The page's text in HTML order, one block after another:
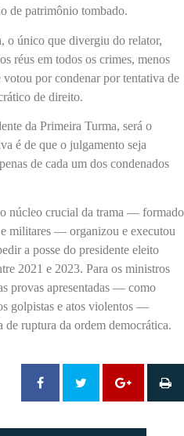
de patrimônio tombado.
o único que divergiu do relator,
réus em todos os crimes, menos
por condenar por tentativa de
de direito.
da Primeira Turma, será o
é de que o julgamento seja
de cada um dos condenados
núcleo crucial da trama — formado
militares — organizou e executou
a posse do presidente eleito
2021 e 2023. Para os ministros
provas apresentadas — como
golpistas e atos violentos —
ruptura da ordem democrática.